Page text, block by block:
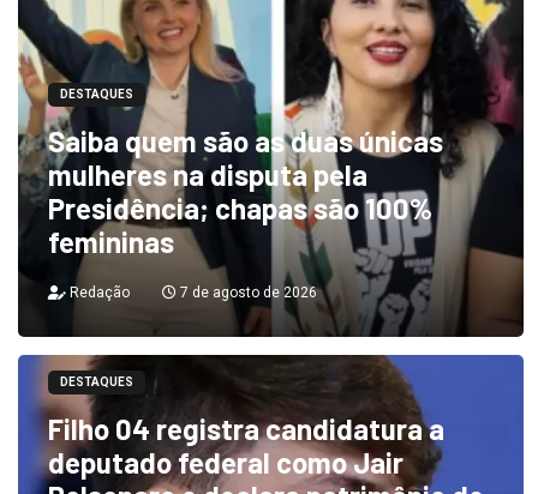
DESTAQUES
Saiba quem são as duas únicas
mulheres na disputa pela
Presidência; chapas são 100%
femininas
Redação 7 de agosto de 2026
DESTAQUES
Filho 04 registra candidatura a
deputado federal como Jair